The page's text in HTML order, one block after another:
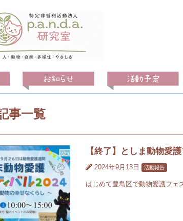
事一覧
【終了】としま動物愛
2024年9月13日 活動報告
はじめて豊島区で動物愛護フェ